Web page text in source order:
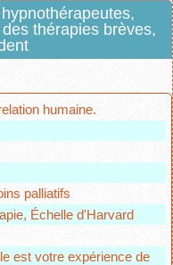
thérapies brèves,
humaine.
palliatifs
Échelle d'Harvard
est votre expérience de